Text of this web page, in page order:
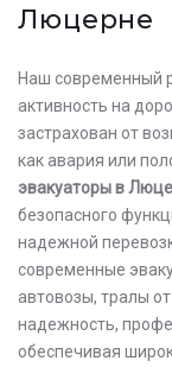
Люцерне
Наш современный
активность на
застрахован от
как авария или
эвакуаторы в
безопасного
надежной
современные
автовозы, тралы
надежность,
обеспечивая